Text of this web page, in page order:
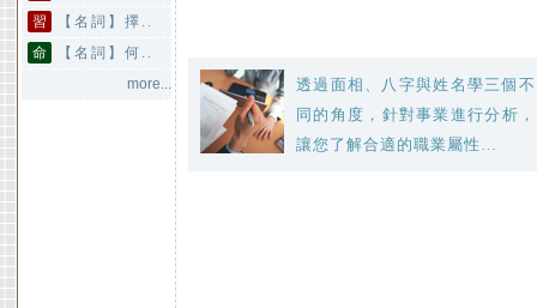
習
【名詞】擇..
命
【名詞】何..
more...
透過面相、八字與姓名學三個不
同的角度，針對事業進行分析，
讓您了解合適的職業屬性…